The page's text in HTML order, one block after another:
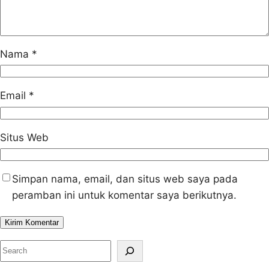
Nama *
Email *
Situs Web
Simpan nama, email, dan situs web saya pada
peramban ini untuk komentar saya berikutnya.
S
e